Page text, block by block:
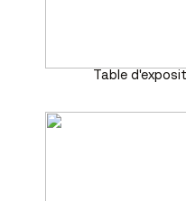
Table